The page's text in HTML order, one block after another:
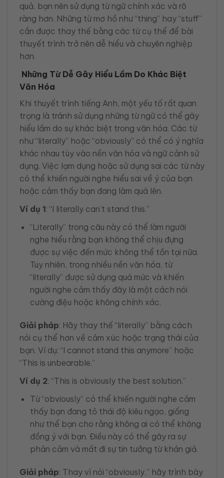
quả, bạn nên sử dụng từ ngữ chính xác và rõ
ràng hơn. Những từ mơ hồ như “thing” hay “stuff”
cần được thay thế bằng các từ cụ thể để bài
thuyết trình trở nên dễ hiểu và chuyên nghiệp
hơn.
Những Từ Dễ Gây Hiểu Lầm Do Khác Biệt
Văn Hóa
Khi thuyết trình tiếng Anh, một yếu tố rất quan
trọng là tránh sử dụng những từ ngữ có thể gây
hiểu lầm do sự khác biệt trong văn hóa. Các từ
như “literally” hoặc “obviously” có thể có ý nghĩa
khác nhau tùy vào nền văn hóa và ngữ cảnh sử
dụng. Việc lạm dụng hoặc sử dụng sai các từ này
có thể khiến người nghe hiểu sai về ý của bạn
hoặc cảm thấy bạn đang làm quá lên.
Ví dụ 1: “I literally can’t stand this.”
“Literally” trong câu này có thể làm người
nghe hiểu rằng bạn không thể chịu đựng
được sự việc đến mức không thể tồn tại nữa.
Tuy nhiên, trong nhiều nền văn hóa, từ
“literally” được sử dụng quá mức và khiến
người nghe cảm thấy đây là một cách nói
cường điệu hoặc không chính xác.
Giải pháp: Hãy thay thế “literally” bằng cách
nói cụ thể hơn về cảm xúc hoặc trạng thái của
bạn. Ví dụ: “I cannot stand this anymore” hoặc
“This is unbearable.”
Ví dụ 2: “This is obviously the best solution.”
Từ “obviously” có thể khiến người nghe cảm
thấy bạn đang tỏ thái độ kiêu ngạo, giống
như thể bạn cho rằng không ai có thể không
đồng ý với bạn. Điều này có thể gây ra sự
phản cảm và mất đi sự tin tưởng từ khán giả.
Giải pháp: Thay vì nói “obviously,” hãy trình bày